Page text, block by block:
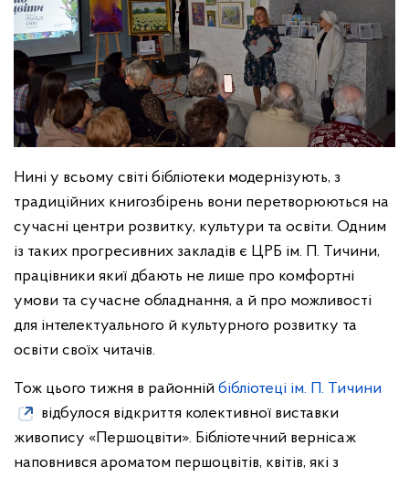
Нині у всьому світі бібліотеки модернізують, з
традиційних книгозбірень вони перетворюються на
сучасні центри розвитку, культури та освіти. Одним
із таких прогресивних закладів є ЦРБ ім. П. Тичини,
працівники якиї дбають не лише про комфортні
умови та сучасне обладнання, а й про можливості
для інтелектуального й культурного розвитку та
освіти своїх читачів.
Тож цього тижня в районній бібліотеці ім. П. Тичини
відбулося відкриття колективної виставки
живопису «Першоцвіти». Бібліотечний вернісаж
наповнився ароматом першоцвітів, квітів, які з